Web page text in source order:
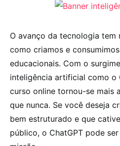
O avanço da tecnologia
como criamos e
educacionais. Com o
inteligência artificial como o
curso online tornou-se mais
que nunca. Se você deseja
bem estruturado e que
público, o ChatGPT pode